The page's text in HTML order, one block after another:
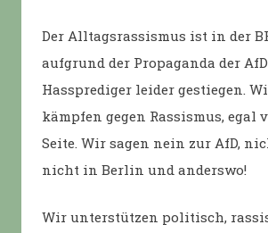
Der Alltagsrassismus ist in der
aufgrund der Propaganda der
Hassprediger leider gestiegen.
kämpfen gegen Rassismus, egal
Seite. Wir sagen nein zur AfD,
nicht in Berlin und anderswo!
Wir unterstützen politisch,